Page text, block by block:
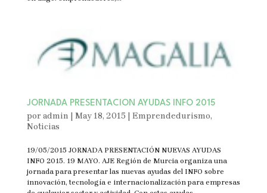
JORNADA PRESENTACION AYUDAS INFO 2015
por admin | May 18, 2015 | Emprendedurismo,
Noticias
19/05/2015 JORNADA PRESENTACIÓN NUEVAS AYUDAS
INFO 2015. 19 MAYO. AJE Región de Murcia organiza una
jornada para presentar las nuevas ayudas del INFO sobre
innovación, tecnología e internacionalización para empresas